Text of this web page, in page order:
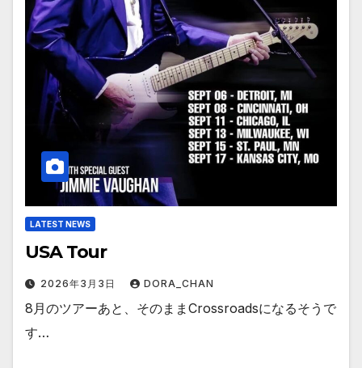
LATEST NEWS
USA Tour
2026年3月3日 DORA_CHAN
8月のツアーあと、そのままCrossroadsになるそうで
す…